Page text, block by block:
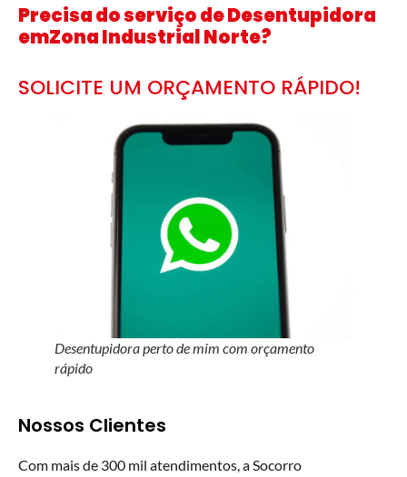
Precisa do serviço de Desentupidora
emZona Industrial Norte?
SOLICITE UM ORÇAMENTO RÁPIDO!
Desentupidora perto de mim com orçamento
rápido
Nossos Clientes
Com mais de 300 mil atendimentos, a Socorro